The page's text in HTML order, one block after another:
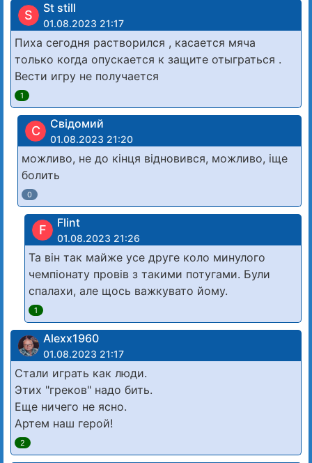
S St still
01.08.2023 21:17
Пиха сегодня растворился , касается мяча
только когда опускается к защите отыграться .
Вести игру не получается
1
С Свідомий
01.08.2023 21:20
можливо, не до кінця відновився, можливо, іще
болить
0
F Flint
01.08.2023 21:26
Та він так майже усе друге коло минулого
чемпіонату провів з такими потугами. Були
спалахи, але щось важкувато йому.
1
Alexx1960
01.08.2023 21:17
Стали играть как люди.
Этих "греков" надо бить.
Еще ничего не ясно.
Артем наш герой!
2